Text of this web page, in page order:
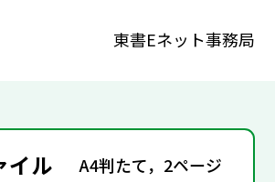
東書Eネット事務局
イル A4判たて，2ページ